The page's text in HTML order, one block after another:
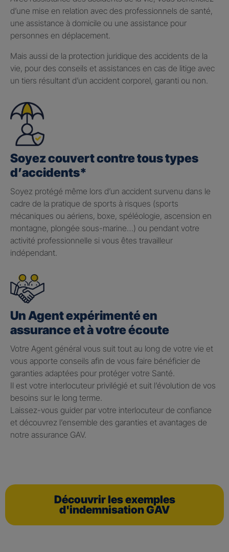
d’une mise en relation avec des professionnels de santé,
une assistance à domicile ou une assistance pour
personnes en déplacement.
Mais aussi de la protection juridique des accidents de la
vie, pour des conseils et assistances en cas de litige avec
un tiers résultant d’un accident corporel, garanti ou non.
Soyez couvert contre tous types
d’accidents*
Soyez protégé même lors d’un accident survenu dans le
cadre de la pratique de sports à risques (sports
mécaniques ou aériens, boxe, spéléologie, ascension en
montagne, plongée sous-marine…) ou pendant votre
activité professionnelle si vous êtes travailleur
indépendant.
Un Agent expérimenté en
assurance et à votre écoute
Votre Agent général vous suit tout au long de votre vie et
vous apporte conseils afin de vous faire bénéficier de
garanties adaptées pour protéger votre Santé.
Il est votre interlocuteur privilégié et suit l’évolution de vos
besoins sur le long terme.
Laissez-vous guider par votre interlocuteur de confiance
et découvrez l’ensemble des garanties et avantages de
notre assurance GAV.
Découvrir les exemples
d'indemnisation GAV